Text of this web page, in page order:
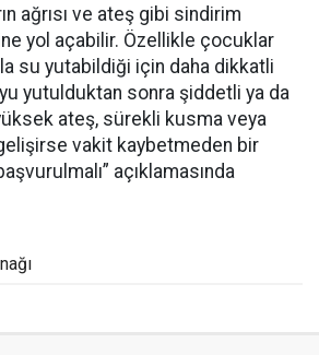
ağrısı ve ateş gibi sindirim
yol açabilir. Özellikle çocuklar
su yutabildiği için daha dikkatli
yutulduktan sonra şiddetli ya da
ateş, sürekli kusma veya
gelişirse vakit kaybetmeden bir
açıklamasında